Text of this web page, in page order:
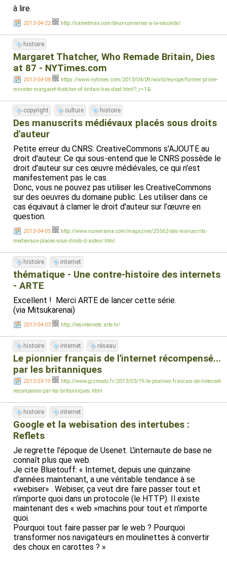
à lire.
2013-04-22 http://sametmax.com/deux-conneries-a-la-seconde/
histoire
Margaret Thatcher, Who Remade Britain, Dies
at 87 - NYTimes.com
2013-04-08
https://www.nytimes.com/2013/04/09/world/europe/former-prime-
minister-margaret-thatcher-of-britain-has-died.html?_r=1&
copyright culture histoire
Des manuscrits médiévaux placés sous droits
d'auteur
Petite erreur du CNRS: CreativeCommons s'AJOUTE au
droit d'auteur. Ce qui sous-entend que le CNRS possède le
droit d'auteur sur ces œuvre médiévales, ce qui n'est
manifestement pas le cas.
Donc, vous ne pouvez pas utiliser les CreativeCommons
sur des oeuvres du domaine public. Les utiliser dans ce
cas équivaut à clamer le droit d'auteur sur l’œuvre en
question.
2013-04-05
http://www.numerama.com/magazine/25562-des-manuscrits-
medievaux-places-sous-droits-d-auteur.html
histoire internet
thématique - Une contre-histoire des internets
- ARTE
Excellent ! Merci ARTE de lancer cette série.
(via Mitsukarenai)
2013-04-03 http://lesinternets.arte.tv/
histoire internet réseau
Le pionnier français de l'internet récompensé...
par les britanniques
2013-03-19
http://www.gizmodo.fr/2013/03/19/le-pionnier-francais-de-linternet-
recompense-par-les-britanniques.html
histoire internet
Google et la webisation des intertubes :
Reflets
Je regrette l'époque de Usenet. L'internaute de base ne
connaît plus que web.
Je cite Bluetouff: « Internet, depuis une quinzaine
d’années maintenant, a une véritable tendance à se
«webiser» . Webiser, ça veut dire faire passer tout et
n’importe quoi dans un protocole (le HTTP). Il existe
maintenant des « web »machins pour tout et n’importe
quoi.
Pourquoi tout faire passer par le web ? Pourquoi
transformer nos navigateurs en moulinettes à convertir
des choux en carottes ? »